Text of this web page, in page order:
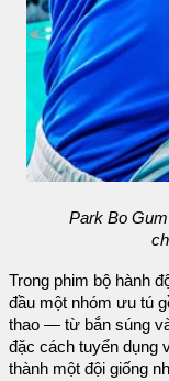
Park Bo
Trong phim bộ hành
đầu một nhóm ưu tú
thao — từ bắn súng
đặc cách tuyển dụng
thành một đội giống